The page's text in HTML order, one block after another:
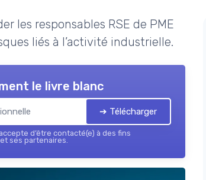
les responsables RSE de PME
liés à l’activité industrielle.
le livre blanc
➔ Télécharger
d’être contacté(e) à des fins
et ses partenaires.